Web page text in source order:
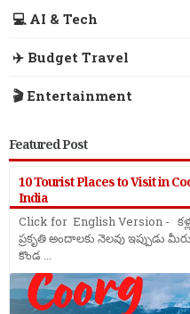
💻 AI & Tech
✈️ Budget Travel
🎬 Entertainment
Featured Post
10 Tourist Places to Visit in
India
Click for English Version -
ప్రకృతి అందాలకు నెలవు ఇప్పుడు
కొండ ...